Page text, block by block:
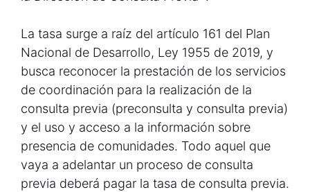
La tasa surge a raíz del artículo 161 del Plan
Nacional de Desarrollo, Ley 1955 de 2019, y
busca reconocer la prestación de los servicios
de coordinación para la realización de la
consulta previa (preconsulta y consulta previa)
y el uso y acceso a la información sobre
presencia de comunidades. Todo aquel que
vaya a adelantar un proceso de consulta
previa deberá pagar la tasa de consulta previa.